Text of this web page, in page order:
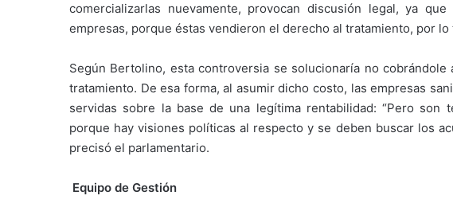
comercializarlas nuevamente, provocan discusión legal, ya
empresas, porque éstas vendieron el derecho al tratamiento, por lo
Según Bertolino, esta controversia se solucionaría no
tratamiento. De esa forma, al asumir dicho costo, las empresas
servidas sobre la base de una legítima rentabilidad: “Pero son
porque hay visiones políticas al respecto y se deben buscar los
precisó el parlamentario.
Equipo de Gestión